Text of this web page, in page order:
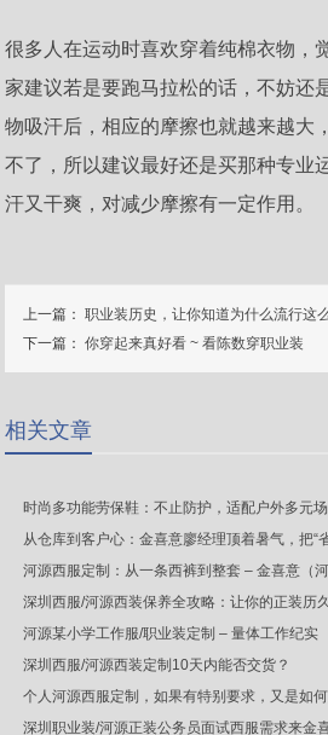
很多人在运动时喜欢穿着纯棉衣物，
家建议若是要跑马拉松的话，不妨还
物吸汗后，相应的摩擦也就越来越大
不了，所以建议最好还是买那种专业
汗又干爽，对减少摩擦有一定作用。
上一篇：职业装历史，让你知道为什么流行这
下一篇：你穿起来真好看 ~ 看陈数穿职业装
相关文章
时尚多功能劳保鞋：不止防护，适配户外多元
从仓库到客户心：金喜意廖经理顶着暑气，把“
河源西服定制：从一条西裤到整套 – 金喜意（
深圳西服/河源西装保养全攻略：让你的正装历
河源某小学工作服/职业装定制 – 量体工作纪实
深圳西服/河源西装定制10天内能否交货？
个人河源西服定制，如果有特别要求，又是如
深圳职业装/河源正装公务员面试西服需求来金